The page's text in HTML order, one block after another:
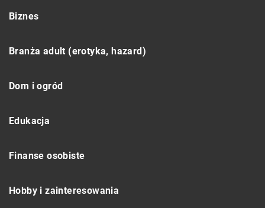
Biznes
Branża adult (erotyka, hazard)
Dom i ogród
Edukacja
Finanse osobiste
Hobby i zainteresowania